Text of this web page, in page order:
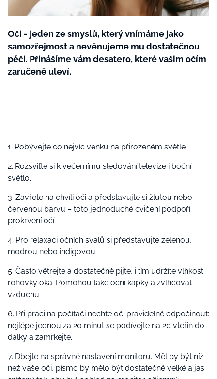
Tvoření
Rady a tipy
BurdaMedia
Extra
SVĚT ŽENY - 599 KČ
ROČNÍ PŘEDPLATNÉ SVĚT ŽENY +
SADA PRODUKTŮ MANA (10 ks)
Oči - jeden ze smyslů, který vnímáme jako
samozřejmost a nevěnujeme mu dostatečnou
péči. Přinášíme vám desatero, které vašim očím
zaručeně uleví.
1. Pobývejte co nejvíc venku na přirozeném světle.
2. Rozsviťte si k večernímu sledování televize i boční
světlo.
3. Zavřete na chvíli oči a představujte si žlutou nebo
červenou barvu – toto jednoduché cvičení podpoří
prokrvení očí.
4. Pro relaxaci očních svalů si představujte zelenou,
modrou nebo indigovou.
5. Často větrejte a dostatečně pijte, i tím udržíte vlhkost
rohovky oka. Pomohou také oční kapky a zvlhčovat
vzduchu.
6. Při práci na počítači nechte oči pravidelně odpočinout:
nejlépe jednou za 20 minut se podívejte na 20 vteřin do
dálky a zamrkejte.
7. Dbejte na správné nastavení monitoru. Měl by být níž
než vaše oči, písmo by mělo být dostatečně velké a jas